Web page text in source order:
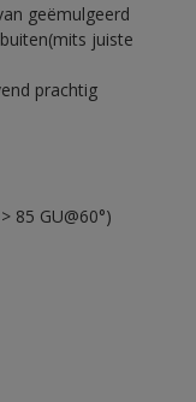
geëmulgeerd
juiste
prachtig
85 GU@60°)